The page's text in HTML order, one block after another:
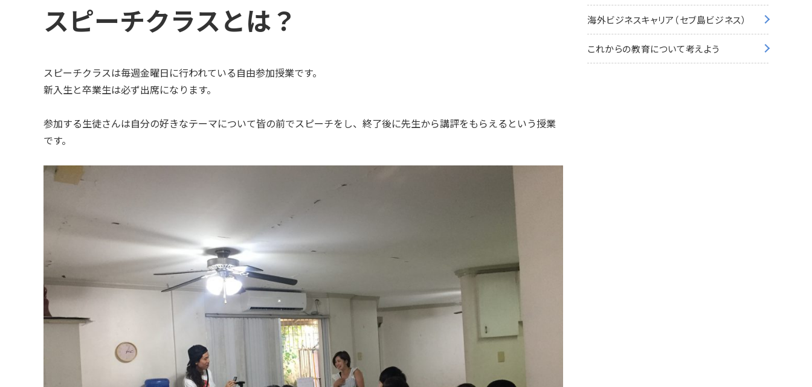
スピーチクラスとは？
スピーチクラスは毎週金曜日に行われている自由参加授業です。
新入生と卒業生は必ず出席になります。
参加する生徒さんは自分の好きなテーマについて皆の前でスピーチをし、終了後に先生から講評をもらえるという授業
です。
海外ビジネスキャリア（セブ島ビジネス）
これからの教育について考えよう